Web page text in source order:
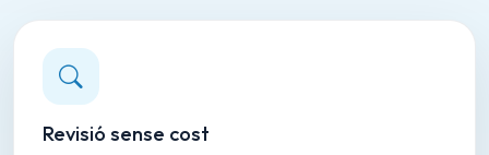
Revisió sense cost